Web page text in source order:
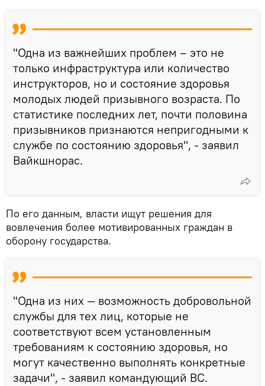
"Одна из важнейших проблем – это не
только инфраструктура или количество
инструкторов, но и состояние здоровья
молодых людей призывного возраста. По
статистике последних лет, почти половина
призывников признаются непригодными к
службе по состоянию здоровья", - заявил
Вайкшнорас.
По его данным, власти ищут решения для
вовлечения более мотивированных граждан в
оборону государства.
"Одна из них — возможность добровольной
службы для тех лиц, которые не
соответствуют всем установленным
требованиям к состоянию здоровья, но
могут качественно выполнять конкретные
задачи", - заявил командующий ВС.